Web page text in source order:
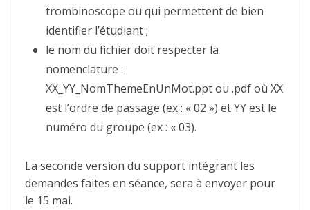
trombinoscope ou qui permettent de bien
identifier l’étudiant ;
le nom du fichier doit respecter la
nomenclature :
XX_YY_NomThemeEnUnMot.ppt ou .pdf où XX
est l’ordre de passage (ex : « 02 ») et YY est le
numéro du groupe (ex : « 03).
La seconde version du support intégrant les
demandes faites en séance, sera à envoyer pour
le 15 mai.